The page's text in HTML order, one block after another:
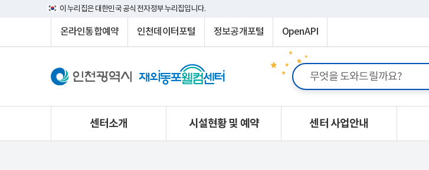
이 누리집은 대한민국 공식 전자정부 누리집입니다.
온라인통합예약 인천데이터포털 정보공개포털 OpenAPI
센터소개 시설현황 및 예약 센터 사업안내